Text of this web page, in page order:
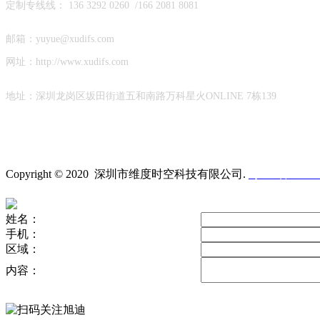
定制专线线： 136 3292 0260 /166 2081 8081
邮箱：yuyue@xudifs.com
网址：http://www.xudifs.com
地址： 深圳龙岗区坂田街道 五和南路万科星火ONLINE 7栋139
Copyright © 2020 深圳市维度时空科技有限公司 .
姓名：
手机：
区域：
内容：